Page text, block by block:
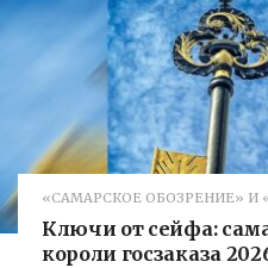
«САМАРСКОЕ ОБОЗРЕНИЕ» И
Ключи от сейфа:
короли госзаказа